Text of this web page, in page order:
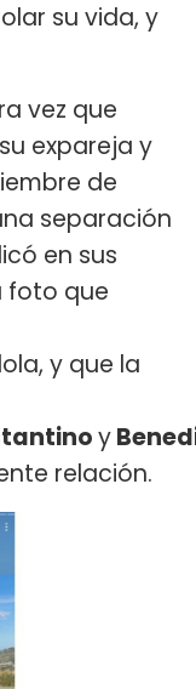
su vida, y
vez que
expareja y
de
separación
en sus
foto que
y que la
y
relación.